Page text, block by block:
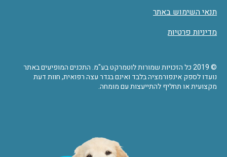
תנאי השימוש באתר
מדיניות פרטיות
© 2019 כל הזכויות שמורות לוטמרקט בע"מ. התכנים המופיעים באתר
נועדו לספק אינפורמציה בלבד ואינם בגדר עצה רפואית, חוות דעת
מקצועית או תחליף להתייעצות עם מומחה.